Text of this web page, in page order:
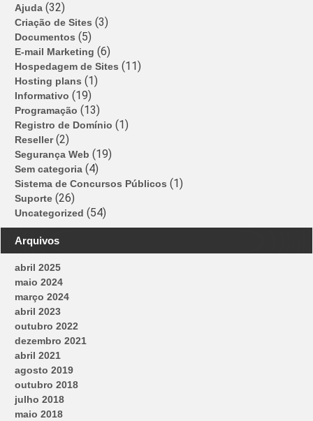
Ajuda (32)
Criação de Sites (3)
Documentos (5)
E-mail Marketing (6)
Hospedagem de Sites (11)
Hosting plans (1)
Informativo (19)
Programação (13)
Registro de Domínio (1)
Reseller(2)
Segurança Web (19)
Sem categoria (4)
Sistema de Concursos Públicos (1)
Suporte (26)
Uncategorized (54)
Arquivos
abril 2025
maio 2024
março 2024
abril 2023
outubro 2022
dezembro 2021
abril 2021
agosto 2019
outubro 2018
julho 2018
maio 2018